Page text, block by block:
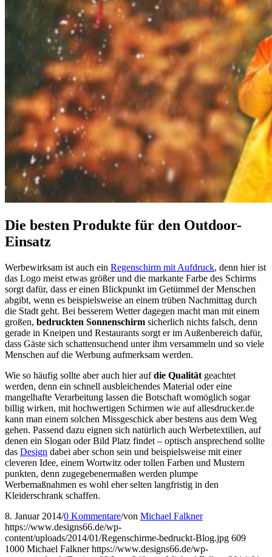
Die besten Produkte für den Outdoor-
Einsatz
Werbewirksam ist auch ein Regenschirm mit Aufdruck, denn hier ist
das Logo meist etwas größer und die markante Farbe des Schirms
sorgt dafür, dass er einen Blickpunkt im Getümmel der Menschen
abgibt, wenn es beispielsweise an einem trüben Nachmittag durch
die Stadt geht. Bei besserem Wetter dagegen macht man mit einem
großen, bedruckten Sonnenschirm sicherlich nichts falsch, denn
gerade in Kneipen und Restaurants sorgt er im Außenbereich dafür,
dass Gäste sich schattensuchend unter ihm versammeln und so viele
Menschen auf die Werbung aufmerksam werden.
Wie so häufig sollte aber auch hier aufdie Qualität geachtet
werden, denn ein schnell ausbleichendes Material oder eine
mangelhafte Verarbeitung lassen die Botschaft womöglich sogar
billig wirken, mit hochwertigen Schirmen wie auf allesdrucker.de
kann man einem solchen Missgeschick aber bestens aus dem Weg
gehen. Passend dazu eignen sich natürlich auch Werbetextilien, auf
denen ein Slogan oder Bild Platz findet – optisch ansprechend sollte
das Design dabei aber schon sein und beispielsweise mit einer
cleveren Idee, einem Wortwitz oder tollen Farben und Mustern
punkten, denn zugegebenermaßen werden plumpe
Werbemaßnahmen es wohl eher selten langfristig in den
Kleiderschrank schaffen.
8. Januar 2014/0 Kommentare/von Michael Falkner
https://www.designs66.de/wp-
content/uploads/2014/01/Regenschirme-bedruckt-Blog.jpg 609
1000 Michael Falkner https://www.designs66.de/wp-